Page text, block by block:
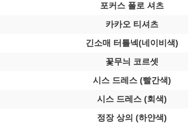
포커스 폴로 셔츠
카카오 티셔츠
긴소매 터틀넥(네이비색)
꽃무늬 코르셋
시스 드레스 (빨간색)
시스 드레스 (회색)
정장 상의 (하얀색)